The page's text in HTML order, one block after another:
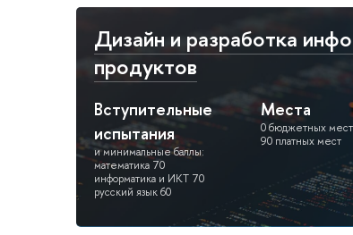
Дизайн и разработка
продуктов
Вступительные
испытания
и минимальные баллы:
математика 70
информатика и ИКТ 70
русский язык 60
Места
0 бюджетных мест
90 платных мест